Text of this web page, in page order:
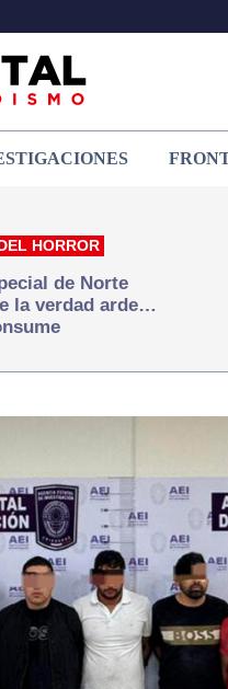
HORROR
de Norte
la verdad arde…